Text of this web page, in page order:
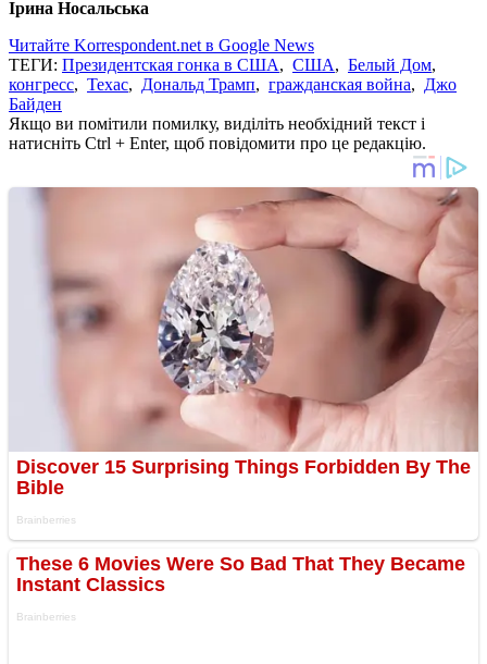
Ірина Носальська
Читайте Korrespondent.net в Google News
ТЕГИ: Президентская гонка в США, США, Белый Дом,
конгресс, Техас, Дональд Трамп, гражданская война, Джо
Байден
Якщо ви помітили помилку, виділіть необхідний текст і
натисніть Ctrl + Enter, щоб повідомити про це редакцію.